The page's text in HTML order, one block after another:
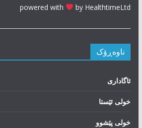
powered with by HealthtimeLtd
ناوەڕۆک
ئاگاداری
خولی ئێستا
خولی پێشوو